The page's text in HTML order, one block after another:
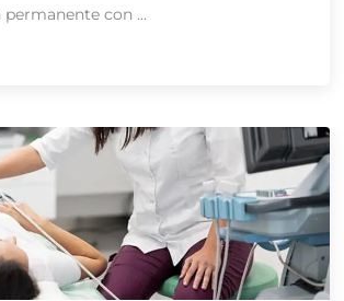
con ...